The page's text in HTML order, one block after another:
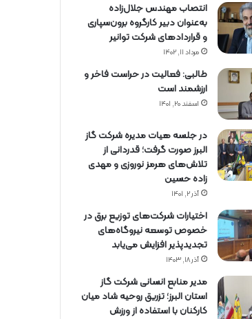
انتصاب مهندس جلال‌زاده
به‌عنوان دبیر كارگروه برون‌سپاری
و قراردادهای شركت توانیر
مرداد ۱۱, ۱۴۰۲
طالبی: فعالیت در حراست فاخر و
ارزشمند است
اسفند ۲۰, ۱۴۰۱
در جلسه هیات مدیره شرکت گاز
البرز صورت گرفت؛ قدردانی از
تلاش‌های هرمز نوروزی و مهدی
زاده حسین
آذر ۲, ۱۴۰۱
اختیارات شرکت‌های توزیع برق در
خصوص توسعه نیروگاه‌های
تجدیدپذیر افزایش می‌یابد
آذر ۱۸, ۱۴۰۳
مدیر منابع انسانی شرکت گاز
استان البرز؛ تزریق روحیه شاد میان
کارکنان با استفاده از ورزش